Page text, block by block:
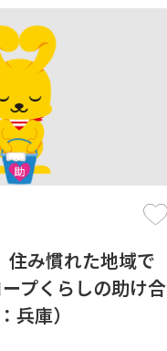
住み慣れた地域で
プくらしの助け合
兵庫）